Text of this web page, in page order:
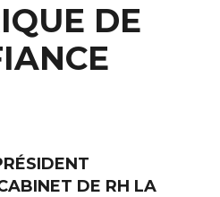
DE
DE RH LA